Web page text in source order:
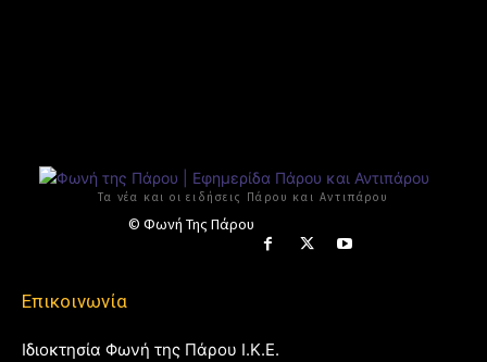
Τα νέα και οι ειδήσεις Πάρου και Αντιπάρου
© Φωνή Της Πάρου
Επικοινωνία
Ιδιοκτησία Φωνή της Πάρου Ι.Κ.Ε.